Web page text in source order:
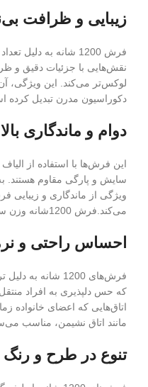
زیبایی و ظرافت
فرش 1200 شانه به
نقش‌هایی با جزئیات دقیق و
لوکس‌تر می‌کند. این ویژگی،
دکوراسیون مدرن تبدیل کرده
دوام و ماندگاری بالا
این فرش‌ها با استفاده از
سایش و پارگی مقاوم هستند.
ویژگی از ماندگاری و
می‌کند.فرش 1200شانه وزن سنگین
احساس راحتی و
فرش‌های 1200
که حس دلپذیری به افراد
اتاق‌هایی که اعضای خانواده
مانند اتاق نشیمن، مناسب
تنوع در طرح و رنگ